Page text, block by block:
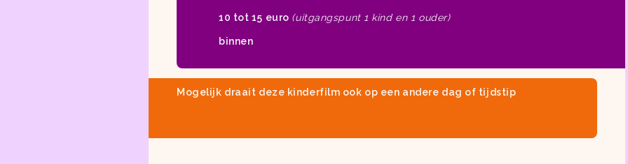
10 tot 15 euro (uitgangspunt 1 kind en 1 ouder)
binnen
Mogelijk draait deze kinderfilm ook op een andere dag of tijdstip